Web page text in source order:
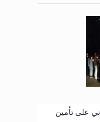
على تأمين